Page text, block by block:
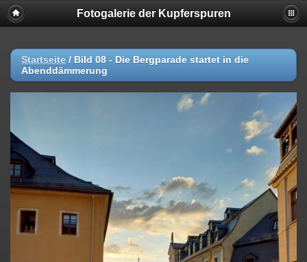
Fotogalerie der Kupferspuren
Startseite / Bild 08 - Die Bergparade startet in die
Abenddämmerung